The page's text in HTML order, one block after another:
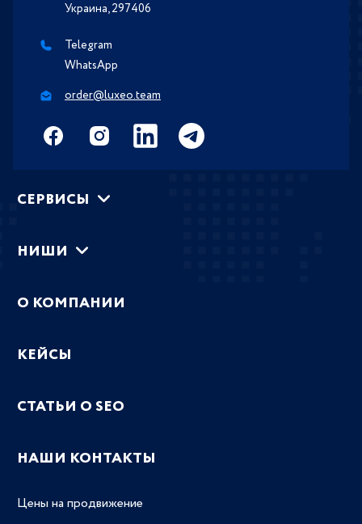
Украина, 297406
Telegram
WhatsApp
order@luxeo.team
СЕРВИСЫ
НИШИ
О КОМПАНИИ
КЕЙСЫ
СТАТЬИ О SEO
НАШИ КОНТАКТЫ
Цены на продвижение